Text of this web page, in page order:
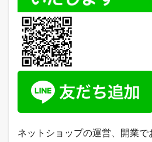
ネットショップの運営、開業で